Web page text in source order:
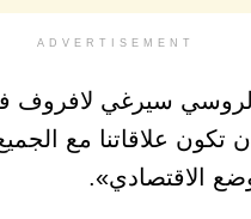
ADVERTISEMENT
الروسي سيرغي
تكون علاقاتنا مع
الاقتصادي».